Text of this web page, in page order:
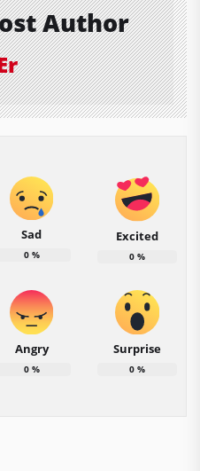
Author
Sad
0%
Excited
0 %
Angry
0%
Surprise
0 %